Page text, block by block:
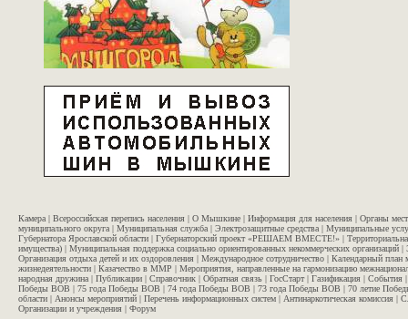
Камера | Всероссийская перепись населения | О Мышкине | Информация для населения | Органы
муниципального округа | Муниципальная служба | Электрозащитные средства | Муниципальные
Губернатора Ярославской области | Губернаторский проект «РЕШАЕМ ВМЕСТЕ!» |
имущества) | Муниципальная поддержка социально ориентированных некоммерческих организаций |
Организация отдыха детей и их оздоровления | Международное сотрудничество | Календарный план
жизнедеятельности | Казачество в ММР | Мероприятия, направленные на гармонизацию
народная дружина | Публикации | Справочник | Обратная связь | ГосСтарт| Газификация | События
Победы ВОВ | 75 года Победы ВОВ | 74 года Победы ВОВ | 73 года Победы ВОВ | 70 летие
области | Анонсы мероприятий | Перечень информационных систем | Антинаркотическая комиссия |
Организации и учреждения | Форум